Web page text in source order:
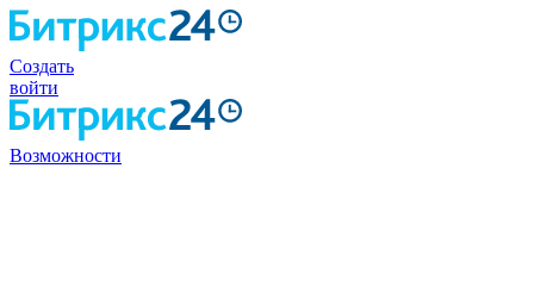
Создать
войти
Возможности